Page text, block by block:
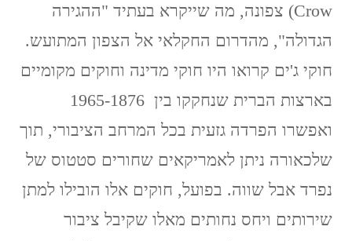
Crow) צפונה, מה שייקרא בעתיד "ההגירה
הגדולה", מהדרום החקלאי אל הצפון המתועש.
חוקי ג'ים קרואו היו חוקי מדינה וחוקים מקומיים
בארצות הברית שנחקקו בין 1965-1876
ואפשרו הפרדה גזעית בכל המרחב הציבורי, תוך
שלכאורה ניתן לאמריקאים שחורים סטטוס של
נפרד אבל שווה. בפועל, חוקים אלו הובילו למתן
שירותים ויחס נחותים מאלו שקיבל ציבור